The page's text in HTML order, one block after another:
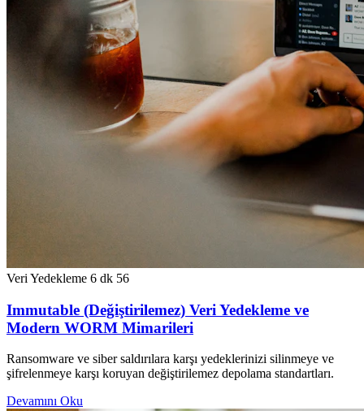
Veri Yedekleme 6 dk 56
Immutable (Değiştirilemez) Veri Yedekleme ve
Modern WORM Mimarileri
Ransomware ve siber saldırılara karşı yedeklerinizi silinmeye ve
şifrelenmeye karşı koruyan değiştirilemez depolama standartları.
Devamını Oku